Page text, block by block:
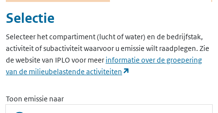
Selectie
Selecteer het compartiment (lucht of water) en de bedrijfstak,
activiteit of subactiviteit waarvoor u emissie wilt raadplegen. Zie
de website van IPLO voor meer informatie over de groepering
van de milieubelastende activiteiten
Toon emissie naar